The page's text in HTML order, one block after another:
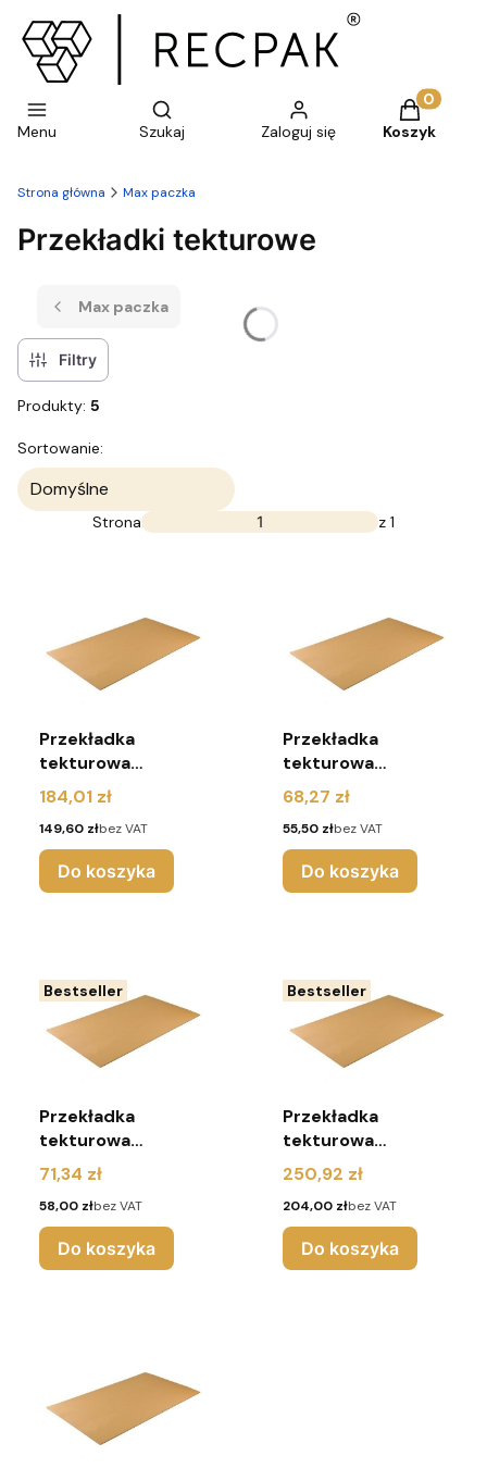
Menu
Otwórz wyszukiwarkę
Szukaj Zaloguj się
Produkty
Koszyk
Strona główna Max paczka
Przekładki tekturowe
Max paczka
Filtry
Produkty: 5
Lista produktów
Sortowanie:
Domyślne
Strona z 1
Przekładka
tekturowa
1100x765 mm 3W
(pakiet 80 sztuk)
Cena
184,01 zł
Cena
149,60 złbez VAT
Do koszyka
Przekładka
tekturowa
1200x800 mm 3W
(pakiet 30 sztuk)
Cena
68,27 zł
Cena
55,50 złbez VAT
Do koszyka
Bestseller
Przekładka
tekturowa
1200x800 mm 5W
( pakiet 20 sztuk)
Cena
71,34 zł
Cena
58,00 złbez VAT
Do koszyka
Bestseller
Przekładka
tekturowa
750x560 mm 3W
(pakiet 150 sztuk)
Cena
250,92 zł
Cena
204,00 złbez VAT
Do koszyka